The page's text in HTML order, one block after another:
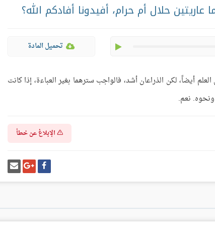
عاريتين حلال أم حرام، أفيدونا أفادكم الله؟
تحميل المادة
أيضاً، لكن الذراعان أشد، فالواجب سترهما بغير العباءة، إذا كانت
ونحوه. نعم.
الإبلاغ عن خطأ
شارك
على
فيسبوك
شارك
على
غوغل
بلس
إرسل
إيميل